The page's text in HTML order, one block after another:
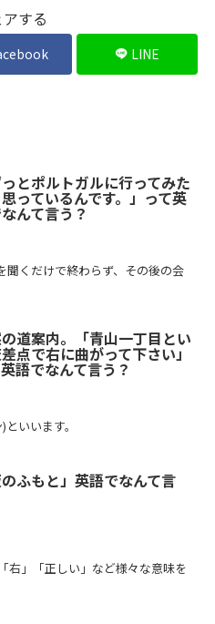
する
LINE
っとポルトガルに行ってみた
っているんです。」って英
んて言う？
くだけで終わらず、その後の会
道案内。「青山一丁目とい
点で右に曲がって下さい」
語でなんて言う？
いいます。
のふもと」英語でなんて言
右」「正しい」など様々な意味を